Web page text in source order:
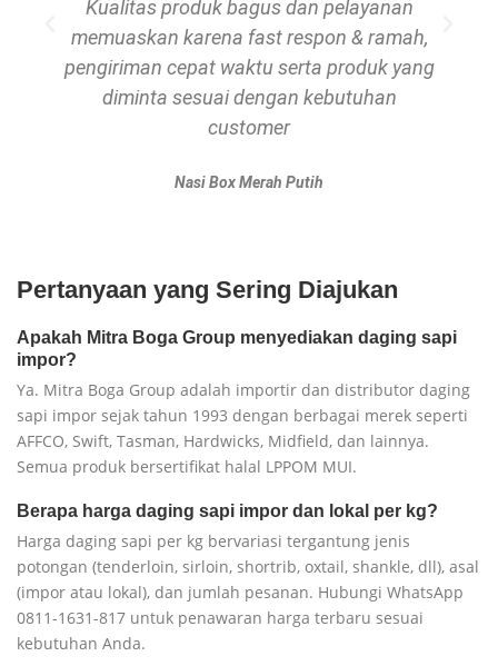
Kualitas produk bagus dan pelayanan
memuaskan karena fast respon & ramah,
pengiriman cepat waktu serta produk yang
diminta sesuai dengan kebutuhan
customer
Nasi Box Merah Putih
Pertanyaan yang Sering Diajukan
Apakah Mitra Boga Group menyediakan daging sapi
impor?
Ya. Mitra Boga Group adalah importir dan distributor daging
sapi impor sejak tahun 1993 dengan berbagai merek seperti
AFFCO, Swift, Tasman, Hardwicks, Midfield, dan lainnya.
Semua produk bersertifikat halal LPPOM MUI.
Berapa harga daging sapi impor dan lokal per kg?
Harga daging sapi per kg bervariasi tergantung jenis
potongan (tenderloin, sirloin, shortrib, oxtail, shankle, dll), asal
(impor atau lokal), dan jumlah pesanan. Hubungi WhatsApp
0811-1631-817 untuk penawaran harga terbaru sesuai
kebutuhan Anda.